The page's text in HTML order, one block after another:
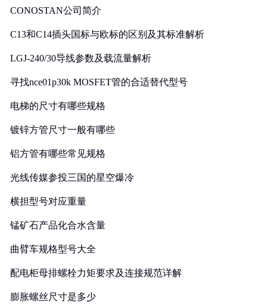
CONOSTAN公司简介
C13和C14插头国标与欧标的区别及其标准解析
LGJ-240/30导线参数及载流量解析
寻找nce01p30k MOSFET管的合适替代型号
电梯的尺寸有哪些规格
镀锌方管尺寸一般有哪些
铝方管有哪些常见规格
光线传媒参投三国的星空爆冷
横担型号对应重量
锰矿石产品化合水含量
曲臂车规格型号大全
配电柜母排螺栓力矩要求及连接规范详解
膨胀螺丝尺寸是多少